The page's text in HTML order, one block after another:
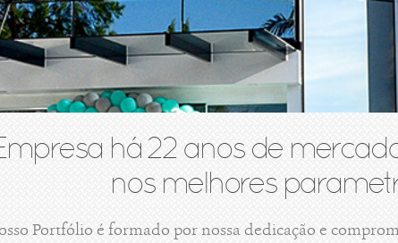
há 22 anos de
nos melhores
Portfólio é formado por nossa dedicação e